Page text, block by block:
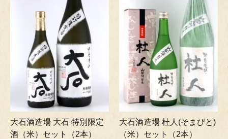
大石酒造場 大石 特別限定
酒（米）セット（2本）
大石酒造場 杜人(そまびと)
（米）セット（2本）